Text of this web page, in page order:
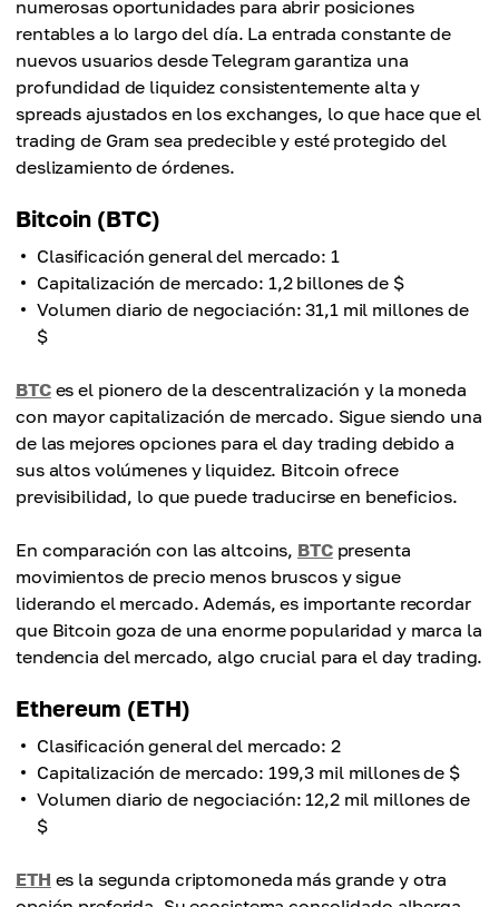
numerosas oportunidades para abrir posiciones
rentables a lo largo del día. La entrada constante de
nuevos usuarios desde Telegram garantiza una
profundidad de liquidez consistentemente alta y
spreads ajustados en los exchanges, lo que hace que el
trading de Gram sea predecible y esté protegido del
deslizamiento de órdenes.
Bitcoin (BTC)
Clasificación general del mercado: 1
Capitalización de mercado: 1,2 billones de $
Volumen diario de negociación: 31,1 mil millones de
$
BTCes el pionero de la descentralización y la moneda
con mayor capitalización de mercado. Sigue siendo una
de las mejores opciones para el day trading debido a
sus altos volúmenes y liquidez. Bitcoin ofrece
previsibilidad, lo que puede traducirse en beneficios.
En comparación con las altcoins, BTCpresenta
movimientos de precio menos bruscos y sigue
liderando el mercado. Además, es importante recordar
que Bitcoin goza de una enorme popularidad y marca la
tendencia del mercado, algo crucial para el day trading.
Ethereum (ETH)
Clasificación general del mercado: 2
Capitalización de mercado: 199,3 mil millones de $
Volumen diario de negociación: 12,2 mil millones de
$
ETH es la segunda criptomoneda más grande y otra